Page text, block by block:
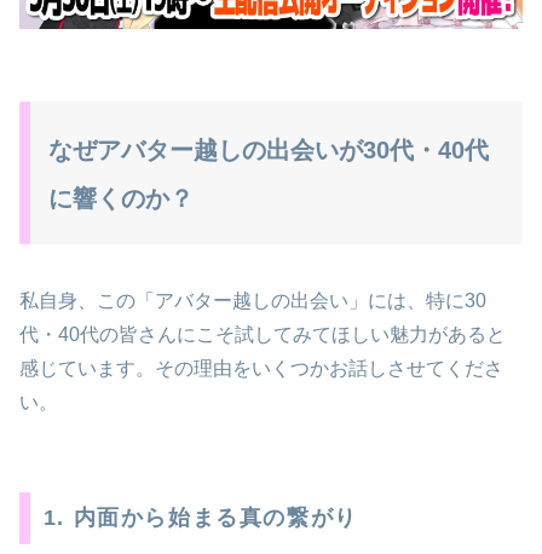
なぜアバター越しの出会いが30代・40代
に響くのか？
私自身、この「アバター越しの出会い」には、特に30
代・40代の皆さんにこそ試してみてほしい魅力があると
感じています。その理由をいくつかお話しさせてくださ
い。
1. 内面から始まる真の繋がり